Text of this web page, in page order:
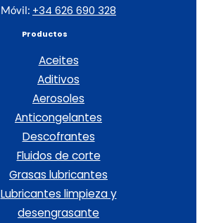
Móvil: +34 626 690 328
Productos
Aceites
Aditivos
Aerosoles
Anticongelantes
Descofrantes
Fluidos de corte
Grasas lubricantes
Lubricantes limpieza y
desengrasante